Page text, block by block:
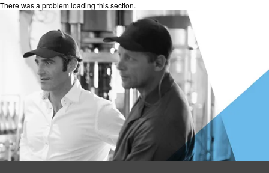
There was a problem loading this section.